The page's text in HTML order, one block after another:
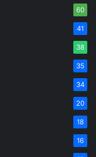
60
41
38
35
34
20
18
16